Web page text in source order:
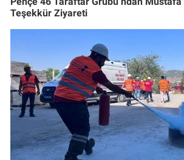
Teşekkür Ziyareti